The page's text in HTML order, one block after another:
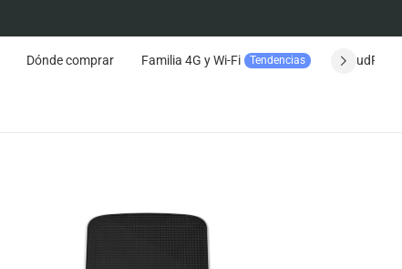
Dónde comprar Familia 4G y Wi-Fi Tendencias CloudPlay